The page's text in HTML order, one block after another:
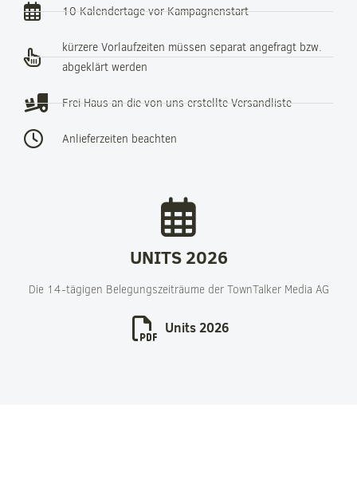
10 Kalendertage vor Kampagnenstart
kürzere Vorlaufzeiten müssen separat angefragt bzw.
abgeklärt werden
Frei Haus an die von uns erstellte Versandliste
Anlieferzeiten beachten
UNITS 2026
Die 14-tägigen Belegungszeiträume der TownTalker Media AG
Units 2026